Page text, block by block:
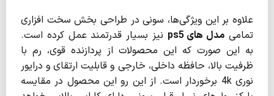
علاوه بر این ویژگی‌ها، سونی در طراحی بخش سخت افزاری
تمامی مدل هایps5 نیز بسیار قدرتمند عمل کرده است.
به این صورت که این محصولات از پردازنده قوی، رم با
ظرفیت بالا، حافظه داخلی، خارجی و قابلیت ارتقای و درایور
نوری 4k برخوردار است. از این رو این محصول در مقایسه